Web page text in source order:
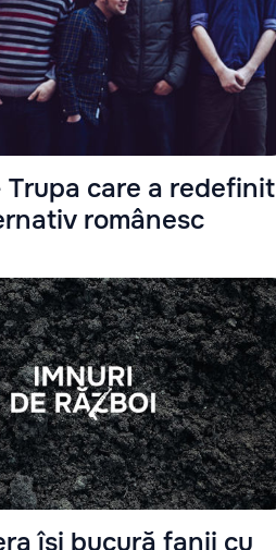
Trupa care a redefinit
românesc
își bucură fanii cu